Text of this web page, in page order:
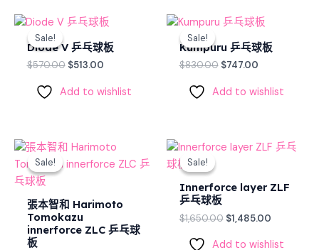
Sale!
Sale!
Diode V 乒乓球板
$570.00
Original
was:
$570.00.
$513.00
Current
is:
$513.00.
Add to wishlist
Sale!
Sale!
Kumpuru 乒乓球板
$830.00
Original
was:
$830.00.
$747.00
Current
is:
$747.00.
Add to wishlist
Sale!
Sale!
張本智和 Harimoto
Tomokazu
innerforce ZLC 乒乓球
板
Original
was:
price
is:
Sale!
Sale!
Innerforce layer ZLF
乒乓球板
$1,650.00
Original
price
$1,650.00.
$1,485.00
Current
Add to wishlist